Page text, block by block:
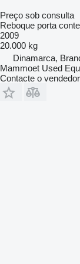
Preço sob consulta
Reboque porta
2009
20.000 kg
Dinamarca,
Mammoet Used
Contacte o vendedor